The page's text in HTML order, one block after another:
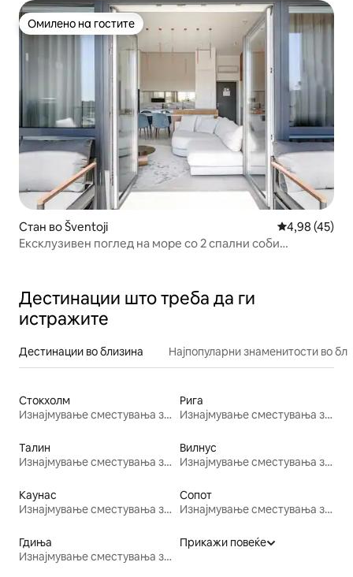
Омилено на гостите
Омилено на гостите
Стан во Šventoji Просечна
4,98 (45)
Ексклузивен поглед на море со 2 спални соби
Дестинации што треба да ги
истражите
Дестинации во близина Најпопуларни знаменитости во
Стокхолм
Изнајмување сместувања за одмор
Рига
Изнајмување сместувања за одмор
Талин
Изнајмување сместувања за одмор
Вилнус
Изнајмување сместувања за одмор
Каунас
Изнајмување сместувања за одмор
Сопот
Изнајмување сместувања за одмор
Гдиња
Изнајмување сместувања за одмор
Прикажи повеќе